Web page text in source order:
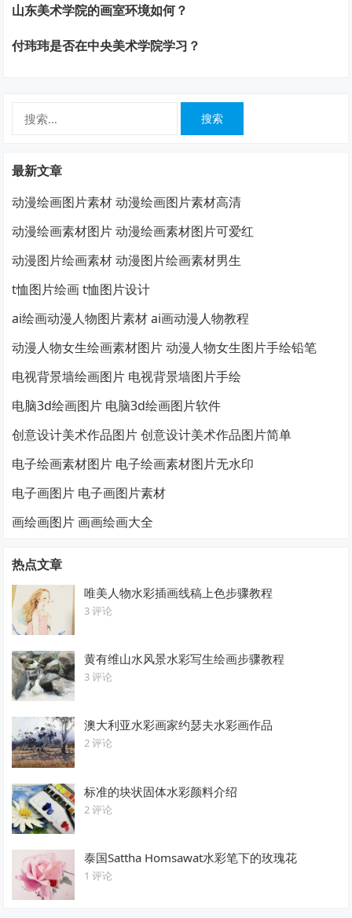
山东美术学院的画室环境如何？
付玮玮是否在中央美术学院学习？
最新文章
动漫绘画图片素材 动漫绘画图片素材高清
动漫绘画素材图片 动漫绘画素材图片可爱红
动漫图片绘画素材 动漫图片绘画素材男生
t恤图片绘画 t恤图片设计
ai绘画动漫人物图片素材 ai画动漫人物教程
动漫人物女生绘画素材图片 动漫人物女生图片手绘铅笔
电视背景墙绘画图片 电视背景墙图片手绘
电脑3d绘画图片 电脑3d绘画图片软件
创意设计美术作品图片 创意设计美术作品图片简单
电子绘画素材图片 电子绘画素材图片无水印
电子画图片 电子画图片素材
画绘画图片 画画绘画大全
热点文章
唯美人物水彩插画线稿上色步骤教程
3 评论
黄有维山水风景水彩写生绘画步骤教程
3 评论
澳大利亚水彩画家约瑟夫水彩画作品
2 评论
标准的块状固体水彩颜料介绍
2 评论
泰国Sattha Homsawat水彩笔下的玫瑰花
1 评论